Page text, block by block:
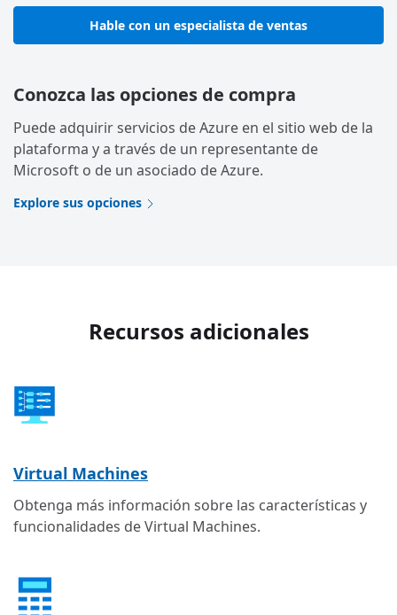
Hable con un especialista de ventas
Conozca las opciones de compra
Puede adquirir servicios de Azure en el sitio web de la
plataforma y a través de un representante de
Microsoft o de un asociado de Azure.
Explore sus opciones
Recursos adicionales
Virtual Machines
Obtenga más información sobre las características y
funcionalidades de Virtual Machines.